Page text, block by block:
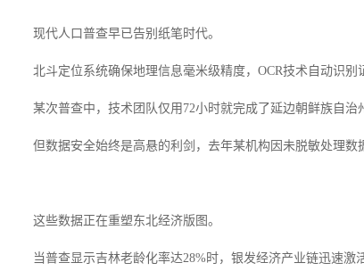
现代人口普查早已告别纸笔时代。
北斗定位系统确保地理信息毫米级精度，OCR技术自动识别
某次普查中，技术团队仅用72小时就完成了延边朝鲜族自治
但数据安全始终是高悬的利剑，去年某机构因未脱敏处理数
这些数据正在重塑东北经济版图。
当普查显示吉林老龄化率达28%时，银发经济产业链迅速激